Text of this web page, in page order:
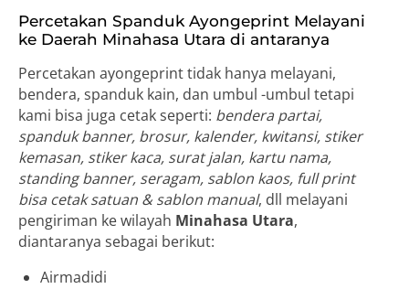
Percetakan Spanduk Ayongeprint Melayani
ke Daerah Minahasa Utara di antaranya
Percetakan ayongeprint tidak hanya melayani,
bendera, spanduk kain, dan umbul -umbul tetapi
kami bisa juga cetak seperti: bendera partai,
spanduk banner, brosur, kalender, kwitansi, stiker
kemasan, stiker kaca, surat jalan, kartu nama,
standing banner, seragam, sablon kaos, full print
bisa cetak satuan & sablon manual, dll melayani
pengiriman ke wilayah Minahasa Utara,
diantaranya sebagai berikut:
Airmadidi